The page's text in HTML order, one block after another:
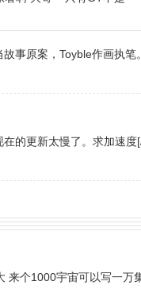
事原案，Toyble作画执
在的更新太慢了。求加速度
来个1000宇宙可以写一万